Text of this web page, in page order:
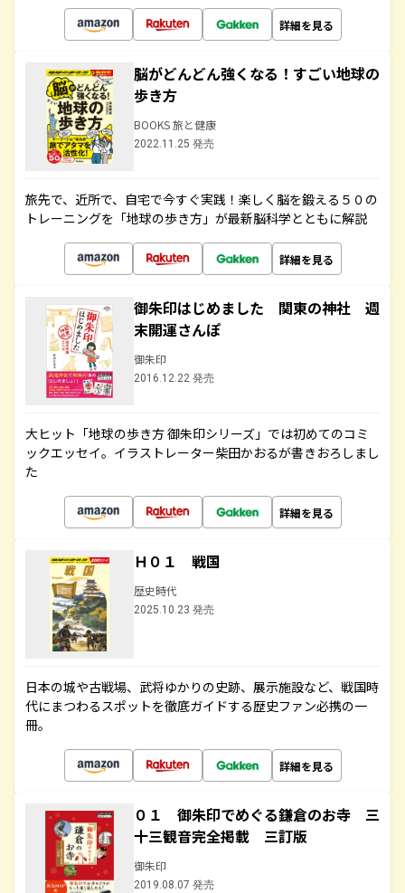
詳細を見る
脳がどんどん強くなる！すごい地球の
歩き方
BOOKS 旅と健康
2022.11.25 発売
旅先で、近所で、自宅で今すぐ実践！楽しく脳を鍛える５０の
トレーニングを「地球の歩き方」が最新脳科学とともに解説
詳細を見る
御朱印はじめました 関東の神社 週
末開運さんぽ
御朱印
2016.12.22 発売
大ヒット「地球の歩き方 御朱印シリーズ」では初めてのコミ
ックエッセイ。イラストレーター柴田かおるが書きおろしまし
た
詳細を見る
Ｈ０１ 戦国
歴史時代
2025.10.23 発売
日本の城や古戦場、武将ゆかりの史跡、展示施設など、戦国時
代にまつわるスポットを徹底ガイドする歴史ファン必携の一
冊。
詳細を見る
０１ 御朱印でめぐる鎌倉のお寺 三
十三観音完全掲載 三訂版
御朱印
2019.08.07 発売